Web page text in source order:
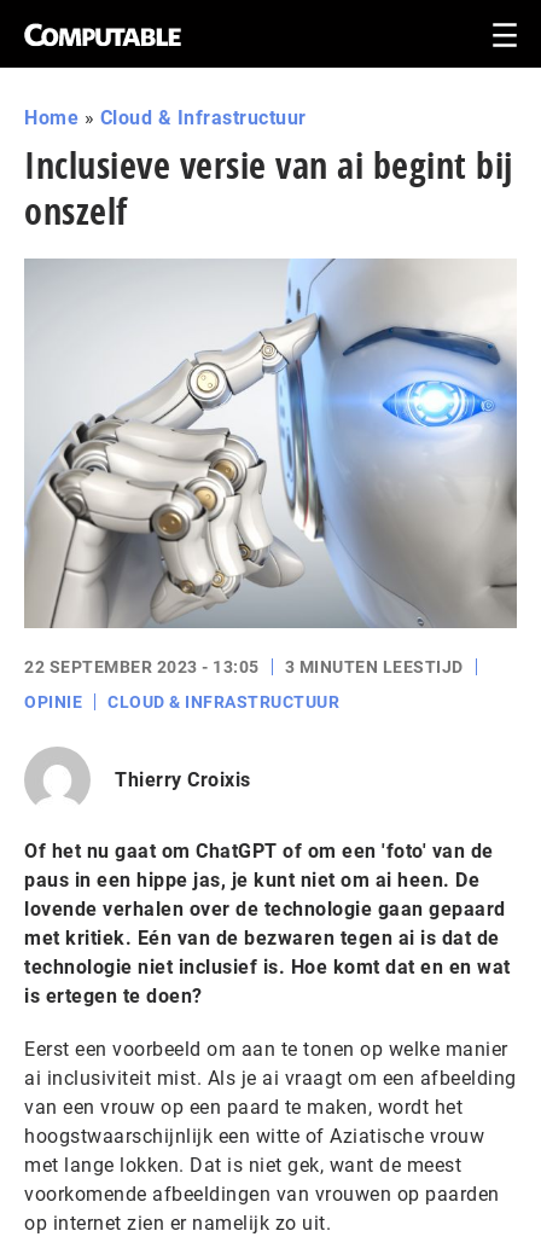
Home » Cloud & Infrastructuur
Inclusieve versie van ai begint bij
onszelf
22 SEPTEMBER 2023 - 13:05
3 MINUTEN LEESTIJD
OPINIE
CLOUD & INFRASTRUCTUUR
Thierry Croixis
Of het nu gaat om ChatGPT of om een 'foto' van de
paus in een hippe jas, je kunt niet om ai heen. De
lovende verhalen over de technologie gaan gepaard
met kritiek. Eén van de bezwaren tegen ai is dat de
technologie niet inclusief is. Hoe komt dat en en wat
is ertegen te doen?
Eerst een voorbeeld om aan te tonen op welke manier
ai inclusiviteit mist. Als je ai vraagt om een afbeelding
van een vrouw op een paard te maken, wordt het
hoogstwaarschijnlijk een witte of Aziatische vrouw
met lange lokken. Dat is niet gek, want de meest
voorkomende afbeeldingen van vrouwen op paarden
op internet zien er namelijk zo uit.